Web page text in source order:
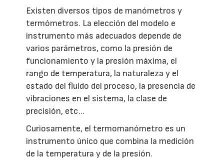
Existen diversos tipos de manómetros y
termómetros. La elección del modelo e
instrumento más adecuados depende de
varios parámetros, como la presión de
funcionamiento y la presión máxima, el
rango de temperatura, la naturaleza y el
estado del fluido del proceso, la presencia de
vibraciones en el sistema, la clase de
precisión, etc...
Curiosamente, el termomanómetro es un
instrumento único que combina la medición
de la temperatura y de la presión.